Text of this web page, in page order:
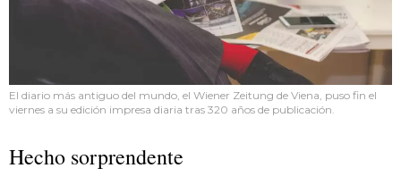
El diario más antiguo del mundo, el Wiener Zeitung de Viena, puso fin el
viernes a su edición impresa diaria tras 320 años de publicación.
Hecho sorprendente